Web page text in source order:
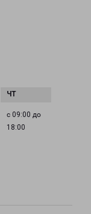
с 09:00 до
18:00